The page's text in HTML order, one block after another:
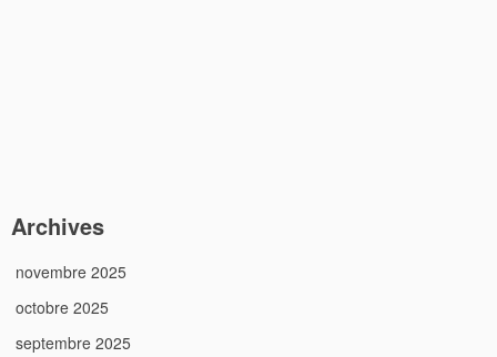
Archives
novembre 2025
octobre 2025
septembre 2025